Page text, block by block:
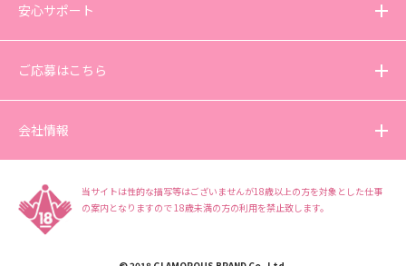
安心サポート
ご応募はこちら
会社情報
当サイトは性的な描写等はございませんが18歳以上の方を対象とした仕事
の案内となりますので18歳未満の方の利用を禁止致します。